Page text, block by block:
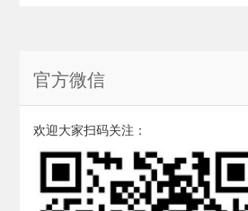
官方微信
欢迎大家扫码关注：